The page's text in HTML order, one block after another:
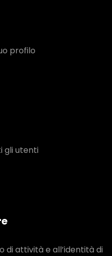
profilo
gli utenti
di attività e all’identità di